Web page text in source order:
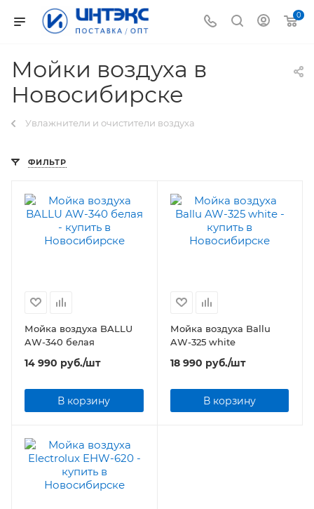
0
Мойки воздуха в
Новосибирске
Увлажнители и очистители воздуха
ФИЛЬТР
Мойка воздуха BALLU
AW-340 белая
14 990 руб./шт
В корзину
Мойка воздуха Ballu
AW-325 white
18 990 руб./шт
В корзину